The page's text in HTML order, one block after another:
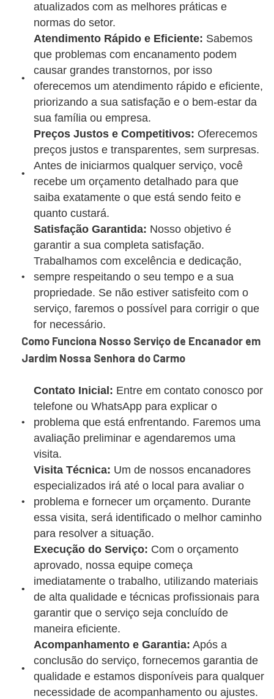
atualizados com as melhores práticas e
normas do setor.
Atendimento Rápido e Eficiente: Sabemos
que problemas com encanamento podem
causar grandes transtornos, por isso
oferecemos um atendimento rápido e eficiente,
priorizando a sua satisfação e o bem-estar da
sua família ou empresa.
Preços Justos e Competitivos: Oferecemos
preços justos e transparentes, sem surpresas.
Antes de iniciarmos qualquer serviço, você
recebe um orçamento detalhado para que
saiba exatamente o que está sendo feito e
quanto custará.
Satisfação Garantida: Nosso objetivo é
garantir a sua completa satisfação.
Trabalhamos com excelência e dedicação,
sempre respeitando o seu tempo e a sua
propriedade. Se não estiver satisfeito com o
serviço, faremos o possível para corrigir o que
for necessário.
Como Funciona Nosso Serviço de Encanador em
Jardim Nossa Senhora do Carmo
Contato Inicial: Entre em contato conosco por
telefone ou WhatsApp para explicar o
problema que está enfrentando. Faremos uma
avaliação preliminar e agendaremos uma
visita.
Visita Técnica: Um de nossos encanadores
especializados irá até o local para avaliar o
problema e fornecer um orçamento. Durante
essa visita, será identificado o melhor caminho
para resolver a situação.
Execução do Serviço: Com o orçamento
aprovado, nossa equipe começa
imediatamente o trabalho, utilizando materiais
de alta qualidade e técnicas profissionais para
garantir que o serviço seja concluído de
maneira eficiente.
Acompanhamento e Garantia: Após a
conclusão do serviço, fornecemos garantia de
qualidade e estamos disponíveis para qualquer
necessidade de acompanhamento ou ajustes.